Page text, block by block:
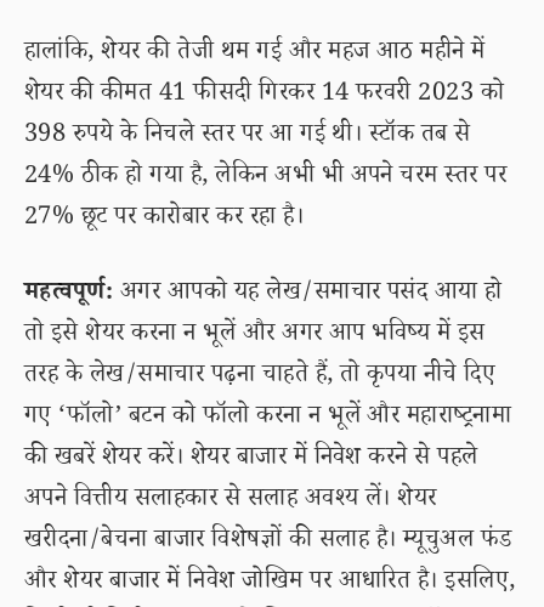
हालांकि, शेयर की तेजी थम गई और महज आठ महीने में
शेयर की कीमत 41 फीसदी गिरकर 14 फरवरी 2023 को
398 रुपये के निचले स्तर पर आ गई थी। स्टॉक तब से
24% ठीक हो गया है, लेकिन अभी भी अपने चरम स्तर पर
27% छूट पर कारोबार कर रहा है।
महत्वपूर्ण: अगर आपको यह लेख/समाचार पसंद आया हो
तो इसे शेयर करना न भूलें और अगर आप भविष्य में इस
तरह के लेख/समाचार पढ़ना चाहते हैं, तो कृपया नीचे दिए
गए ‘फॉलो’ बटन को फॉलो करना न भूलें और महाराष्ट्रनामा
की खबरें शेयर करें। शेयर बाजार में निवेश करने से पहले
अपने वित्तीय सलाहकार से सलाह अवश्य लें। शेयर
खरीदना/बेचना बाजार विशेषज्ञों की सलाह है। म्यूचुअल फंड
और शेयर बाजार में निवेश जोखिम पर आधारित है। इसलिए,